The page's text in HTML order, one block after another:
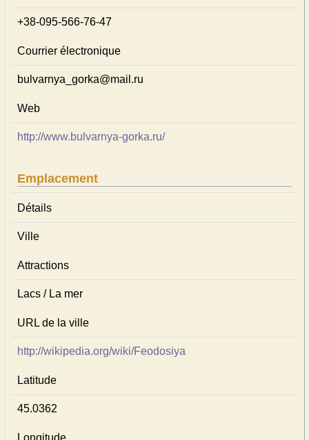
+38-095-566-76-47
Courrier électronique
bulvarnya_gorka@mail.ru
Web
http://www.bulvarnya-gorka.ru/
Emplacement
Détails
Ville
Attractions
Lacs / La mer
URL de la ville
http://wikipedia.org/wiki/Feodosiya
Latitude
45.0362
Longitude